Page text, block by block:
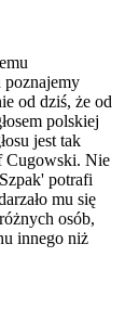
poznajemy
od dziś, że od
polskiej
jest tak
Cugowski. Nie
potrafi
mu się
osób,
innego niż